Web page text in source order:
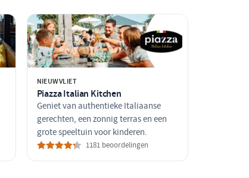
NIEUWVLIET
Piazza Italian Kitchen
Geniet van authentieke Italiaanse
gerechten, een zonnig terras en een
grote speeltuin voor kinderen.
1181 beoordelingen